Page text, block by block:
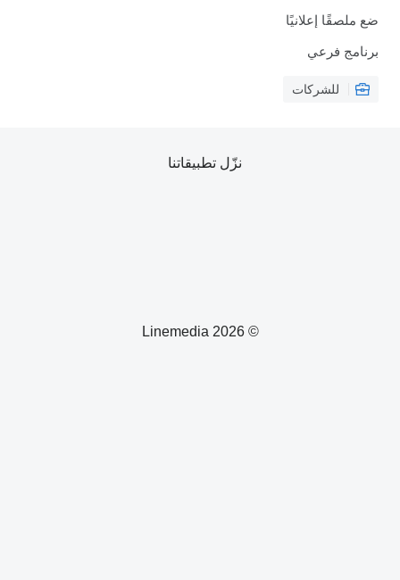
ضع ملصقًا إعلانيًا
برنامج فرعي
للشركات
© 2026 Linemedia
نزّل تطبيقاتنا